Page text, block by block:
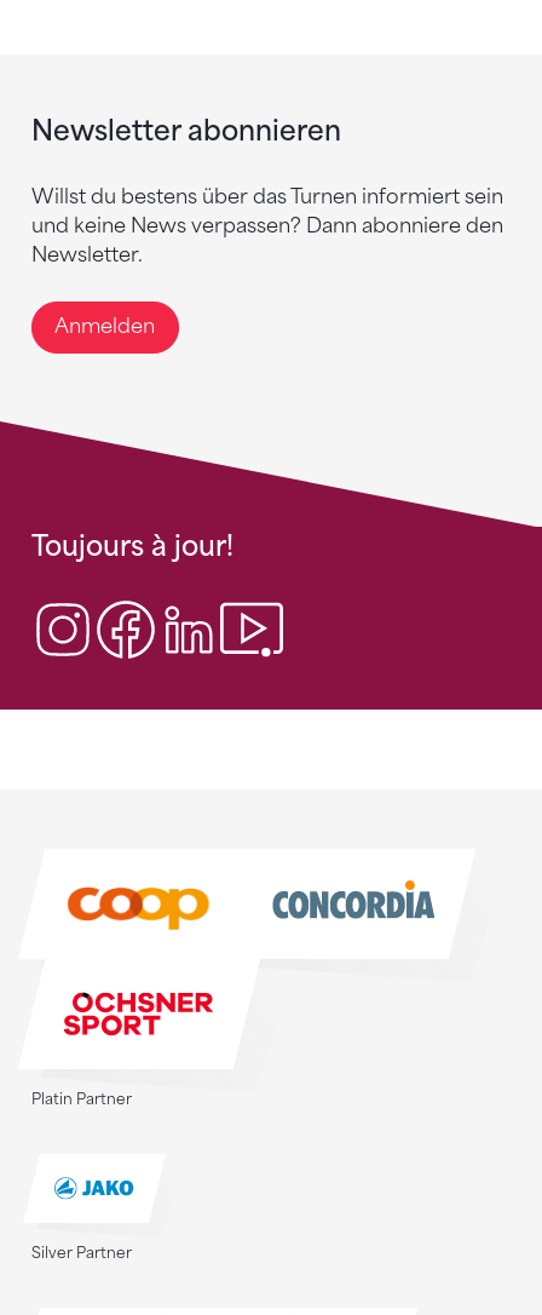
Newsletter abonnieren
Willst du bestens über das Turnen informiert sein
und keine News verpassen? Dann abonniere den
Newsletter.
Anmelden
Toujours à jour!
Platin Partner
Silver Partner